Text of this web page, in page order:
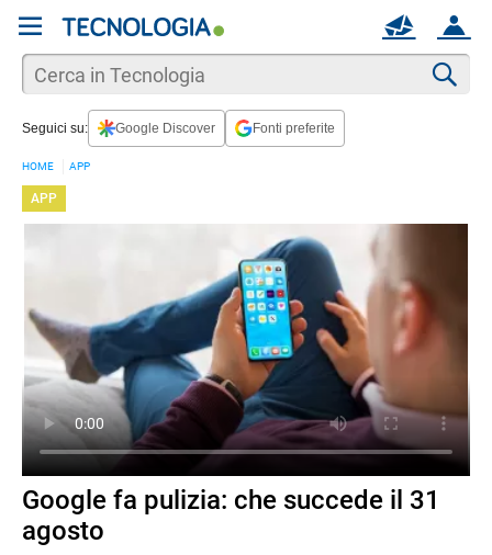
ACCOUNT
MAIL
Seguici su: Google Discover Fonti preferite
HOME APP
APP
Google fa pulizia: che succede il 31
agosto